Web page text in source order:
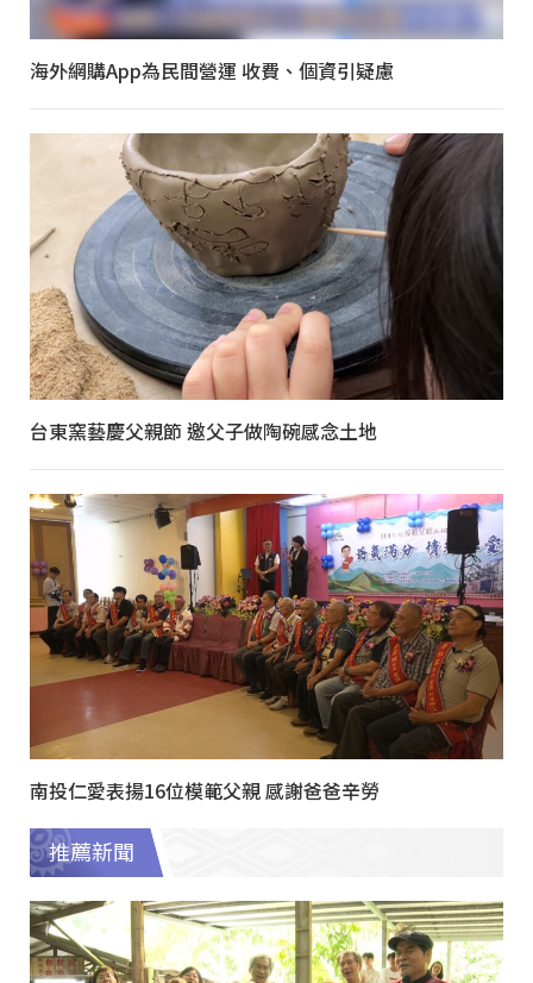
海外網購App為民間營運 收費、個資引疑慮
台東窯藝慶父親節 邀父子做陶碗感念土地
南投仁愛表揚16位模範父親 感謝爸爸辛勞
推薦新聞